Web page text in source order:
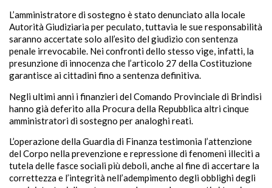
L’amministratore di sostegno è stato denunciato alla locale
Autorità Giudiziaria per peculato, tuttavia le sue responsabilità
saranno accertate solo all’esito del giudizio con sentenza
penale irrevocabile. Nei confronti dello stesso vige, infatti, la
presunzione di innocenza che l’articolo 27 della Costituzione
garantisce ai cittadini fino a sentenza definitiva.
Negli ultimi anni i finanzieri del Comando Provinciale di Brindisi
hanno già deferito alla Procura della Repubblica altri cinque
amministratori di sostegno per analoghi reati.
L’operazione della Guardia di Finanza testimonia l’attenzione
del Corpo nella prevenzione e repressione di fenomeni illeciti a
tutela delle fasce sociali più deboli, anche al fine di accertare la
correttezza e l’integrità nell’adempimento degli obblighi degli